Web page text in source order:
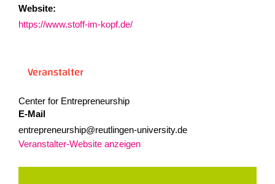
Website:
https://www.stoff-im-kopf.de/
Veranstalter
Center for Entrepreneurship
E-Mail
entrepreneurship@reutlingen-university.de
Veranstalter-Website anzeigen